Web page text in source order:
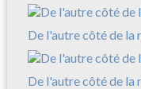
De l'autre côté de la
De l'autre côté de la